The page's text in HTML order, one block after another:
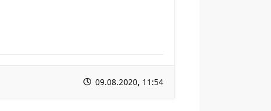
09.08.2020, 11:54